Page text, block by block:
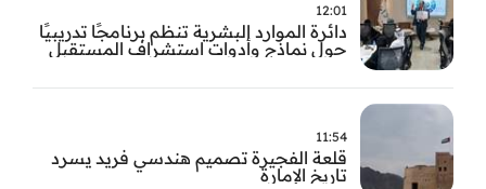
12:01
دائرة الموارد البشرية تنظم برنامجًا تدريبيًا
حول نماذج وأدوات استشراف المستقبل
11:54
قلعة الفجيرة تصميم هندسي فريد يسرد
تاريخ الإمارة